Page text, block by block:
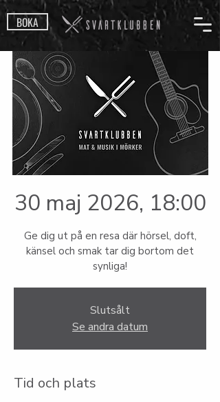
BOKA
30 maj 2026, 18:00
Ge dig ut på en resa där hörsel, doft,
känsel och smak tar dig bortom det
synliga!
Slutsålt
Se andra datum
Tid och plats